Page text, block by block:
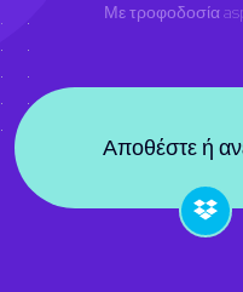
Με τροφοδοσία
Αποθέστε ή